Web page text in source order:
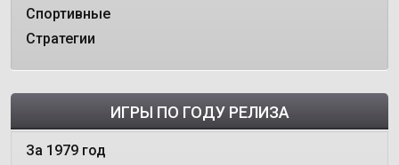
Спортивные
Стратегии
ИГРЫ ПО ГОДУ РЕЛИЗА
За 1979 год